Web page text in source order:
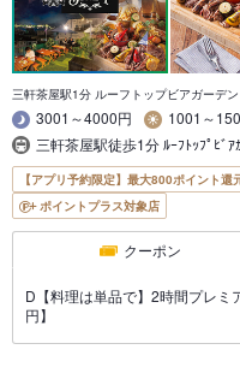
三軒茶屋駅1分 ルーフトップビアガーデン
3001～4000円
1001～
三軒茶屋駅徒歩1分 ﾙｰﾌﾄｯﾌﾟﾋﾞｱ
【アプリ予約限定】最大800ポイント還
ポイントプラス対象店
クーポン
D【料理は単品で】2時間プレ
円】